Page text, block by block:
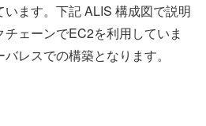
ます。下記 ALIS 構成図で説明
ェーンでEC2を利用していま
レスでの構築となります。